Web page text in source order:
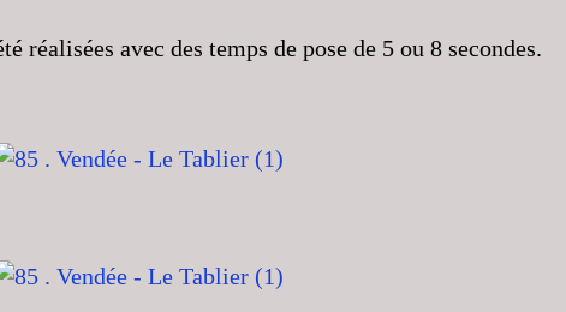
réalisées avec des temps de pose de 5 ou 8 secondes.